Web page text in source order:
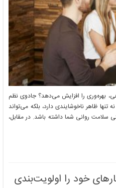
بهره‌وری را افزایش می‌دهد؟ جادوی نظم
ظاهر ناخوشایندی دارد، بلکه می‌تواند
سلامت روانی شما داشته باشد. در مقابل،
خود را اولویت‌بندی